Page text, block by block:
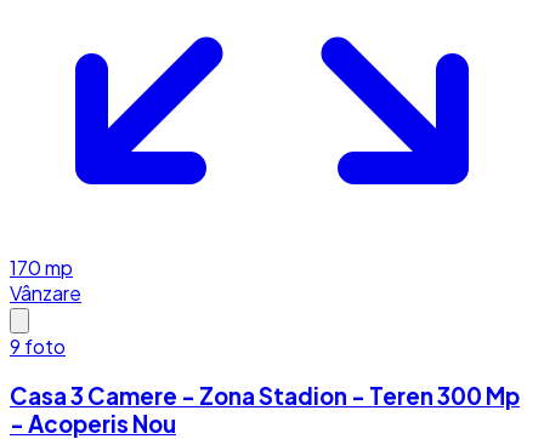
170mp
Vânzare
9 foto
Casa 3 Camere - Zona Stadion - Teren 300 Mp
- Acoperis Nou